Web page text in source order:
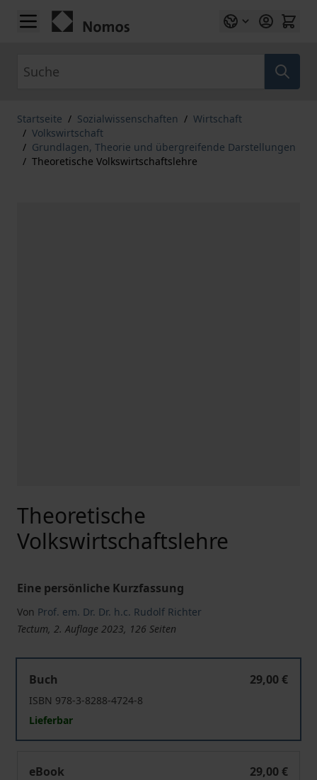
Zum Inhalt springen
Startseite / Sozialwissenschaften / Wirtschaft
/ Volkswirtschaft
/ Grundlagen, Theorie und übergreifende Darstellungen
/ Theoretische Volkswirtschaftslehre
Theoretische
Volkswirtschaftslehre
Eine persönliche Kurzfassung
Von Prof. em. Dr. Dr. h.c. Rudolf Richter
Tectum, 2. Auflage 2023, 126 Seiten
Buch
29,00 €
ISBN 978-3-8288-4724-8
Lieferbar
eBook
29,00 €